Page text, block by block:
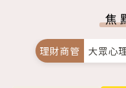
焦
理財商管 大眾心